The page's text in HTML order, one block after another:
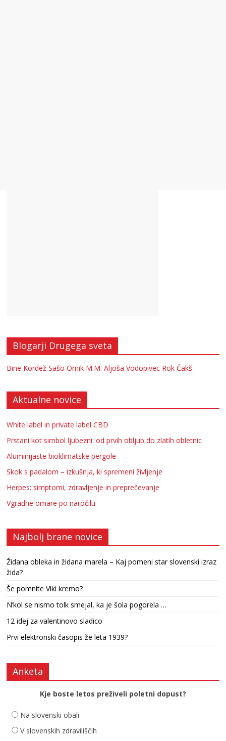
Blogarji Drugega sveta
Bine Kordež Sašo Ornik M.M. Aljoša Vodopivec Rok Čakš
Aktualne novice
White label in private label CBD
Prstani kot simbol ljubezni: od prvih obljub do zlatih obletnic
Aluminijaste bioklimatske pergole
Skok s padalom – izkušnja, ki spremeni življenje
Herpes: simptomi, zdravljenje in preprečevanje
Vgradne omare po naročilu
Najbolj brane novice
Židana obleka in židana marela – Kaj pomeni star slovenski izraz
žida?
Še pomnite Viki kremo?
N’kol se nismo tolk smejal, ka je šola pogorela …
12 idej za valentinovo sladico
Prvi elektronski časopis že leta 1939?
Anketa
Kje boste letos preživeli poletni dopust?
Na slovenski obali
V slovenskih zdraviliščih